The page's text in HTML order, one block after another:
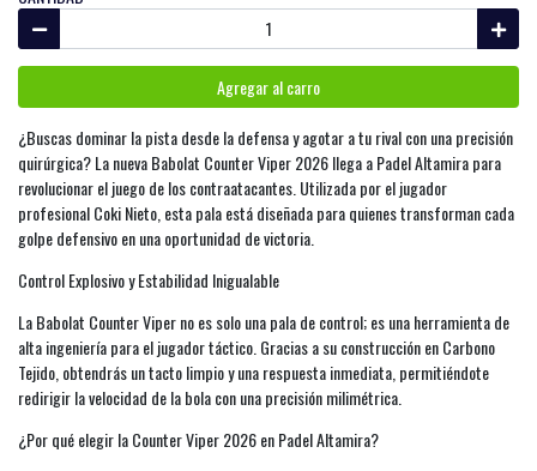
Agregar al carro
¿Buscas dominar la pista desde la defensa y agotar a tu rival con una precisión
quirúrgica? La nueva Babolat Counter Viper 2026 llega a Padel Altamira para
revolucionar el juego de los contraatacantes. Utilizada por el jugador
profesional Coki Nieto, esta pala está diseñada para quienes transforman cada
golpe defensivo en una oportunidad de victoria.
Control Explosivo y Estabilidad Inigualable
La Babolat Counter Viper no es solo una pala de control; es una herramienta de
alta ingeniería para el jugador táctico. Gracias a su construcción en Carbono
Tejido, obtendrás un tacto limpio y una respuesta inmediata, permitiéndote
redirigir la velocidad de la bola con una precisión milimétrica.
¿Por qué elegir la Counter Viper 2026 en Padel Altamira?